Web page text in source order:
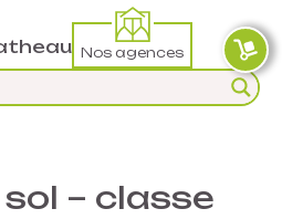
Nos agences
– classe